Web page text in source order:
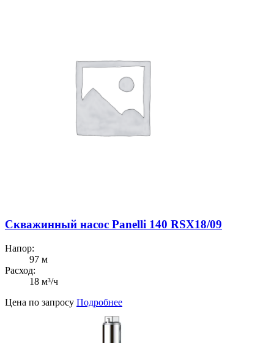
Скважинный насос Panelli 140 RSX18/09
Напор:
97 м
Расход:
18 м³/ч
Цена по запросу Подробнее